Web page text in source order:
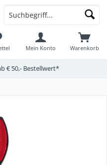
Warenkorb
Mein Konto
€ 50,- Bestellwert*